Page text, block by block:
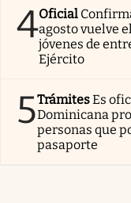
4Oficial
agosto vuelve
jóvenes de
Ejército
5TrámitesEs
Dominicana
personas que
pasaporte